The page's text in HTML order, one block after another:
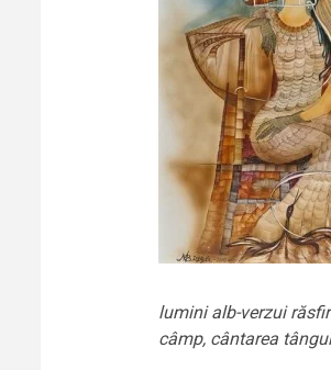
lumini alb-verzui
câmp, cântarea